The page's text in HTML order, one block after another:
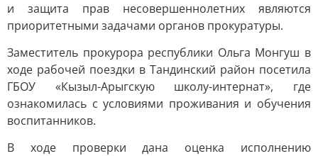
и защита прав несовершеннолетних являются
приоритетными задачами органов прокуратуры.
Заместитель прокурора республики Ольга Монгуш в
ходе рабочей поездки в Тандинский район посетила
ГБОУ «Кызыл-Арыгскую школу-интернат», где
ознакомилась с условиями проживания и обучения
воспитанников.
В ходе проверки дана оценка исполнению